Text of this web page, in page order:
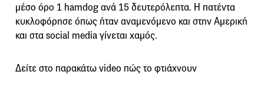
μέσο όρο 1 hamdog ανά 15 δευτερόλεπτα. Η πατέντα
κυκλοφόρησε όπως ήταν αναμενόμενο και στην Αμερική
και στα social media γίνεται χαμός.
Δείτε στο παρακάτω video πώς το φτιάχνουν